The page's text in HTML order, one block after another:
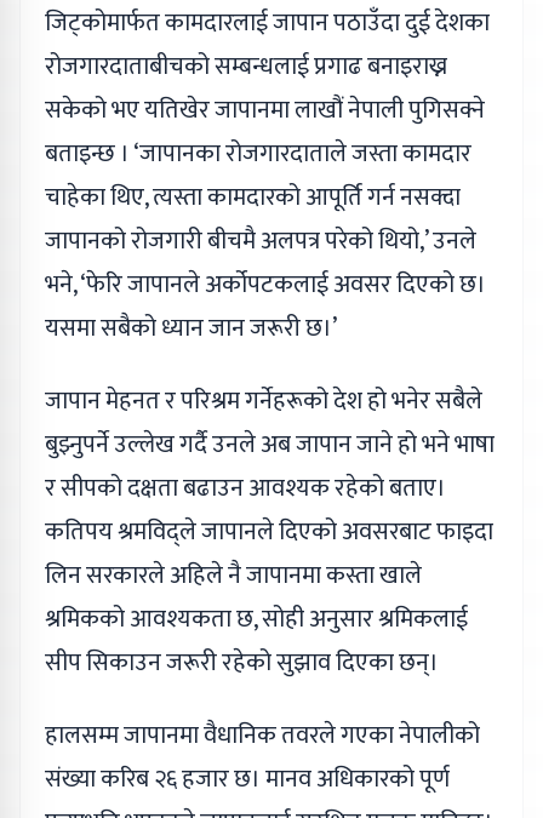
जिट्कोमार्फत कामदारलाई जापान पठाउँदा दुई देशका
रोजगारदाताबीचको सम्बन्धलाई प्रगाढ बनाइराख्न
सकेको भए यतिखेर जापानमा लाखौं नेपाली पुगिसक्ने
बताइन्छ । ‘जापानका रोजगारदाताले जस्ता कामदार
चाहेका थिए, त्यस्ता कामदारको आपूर्ति गर्न नसक्दा
जापानको रोजगारी बीचमै अलपत्र परेको थियो,’ उनले
भने, ‘फेरि जापानले अर्कोपटकलाई अवसर दिएको छ।
यसमा सबैको ध्यान जान जरूरी छ।’
जापान मेहनत र परिश्रम गर्नेहरूको देश हो भनेर सबैले
बुझ्नुपर्ने उल्लेख गर्दै उनले अब जापान जाने हो भने भाषा
र सीपको दक्षता बढाउन आवश्यक रहेको बताए।
कतिपय श्रमविद्ले जापानले दिएको अवसरबाट फाइदा
लिन सरकारले अहिले नै जापानमा कस्ता खाले
श्रमिकको आवश्यकता छ, सोही अनुसार श्रमिकलाई
सीप सिकाउन जरूरी रहेको सुझाव दिएका छन्।
हालसम्म जापानमा वैधानिक तवरले गएका नेपालीको
संख्या करिब २६ हजार छ। मानव अधिकारको पूर्ण